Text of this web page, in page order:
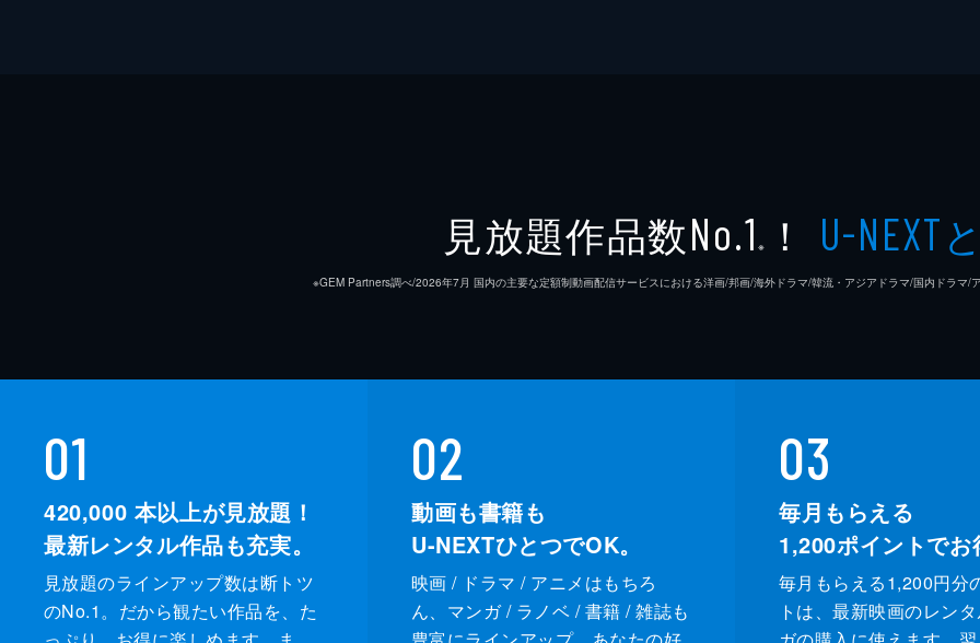
見放題作品数No.1 ※ ！ U-NEXT
※GEM Partners調べ/2026年7⽉ 国内の主要な定額制動画配信サービスにおける洋画/邦画/海外ドラマ/韓流・アジアドラマ/国内ドラマ/
01
420,000 本以上が見放題！
最新レンタル作品も充実。
見放題のラインアップ数は断トツ
のNo.1。だから観たい作品を、た
02
動画も書籍も
U-NEXTひとつでOK。
映画 / ドラマ / アニメはもちろ
ん、マンガ / ラノベ / 書籍 / 雑誌も
03
毎月もらえる
1,200ポイントでお
毎月もらえる1,200円分
トは、最新映画のレン